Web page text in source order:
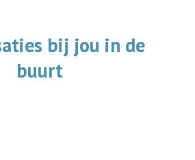
bij jou in de
buurt